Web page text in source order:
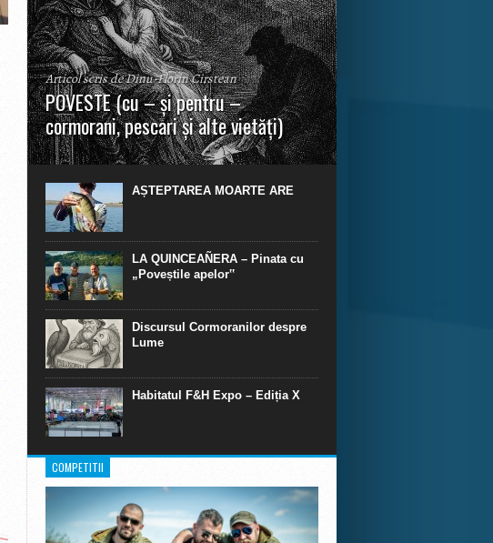
Articol scris de Dinu-Florin Cirstean
POVESTE (cu – și pentru –
cormorani, pescari și alte vietăți)
”La urma urmei, cred că legendele și miturile sunt
în mare parte făcute din „adevăr”.“ R. R. Tolkien.
AȘTEPTAREA MOARTE ARE
LA QUINCEAÑERA – Pinata cu
„Poveștile apelor‟
Discursul Cormoranilor despre
Lume
Habitatul F&H Expo – Ediția X
COMPETITII